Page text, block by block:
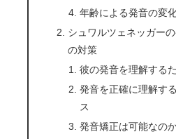
年齢による発音の変
シュワルツェネッガー
の対策
彼の発音を理解する
発音を正確に理解す
ス
発音矯正は可能なの